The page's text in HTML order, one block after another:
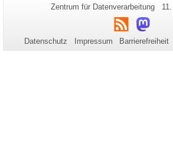
zu
dieser
Seiten-
Zentrum für Datenverarbeitung
RSS
Datenschutz Impressum Barrierefreiheit